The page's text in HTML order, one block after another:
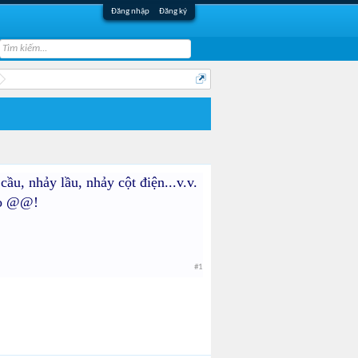
Đăng nhập Đăng ký
nhảy lầu, nhảy cột điện...v.v.
@@!
#1